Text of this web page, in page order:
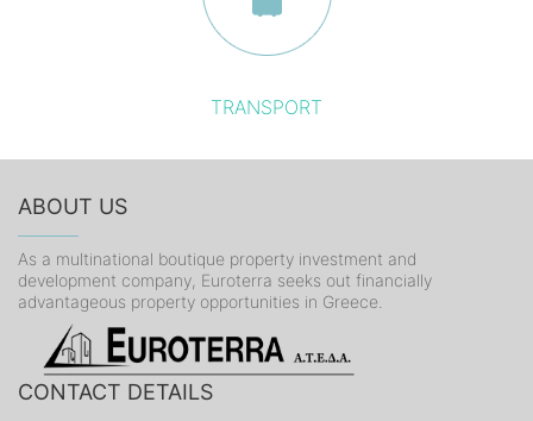
TRANSPORT
ABOUT US
As a multinational boutique property investment and
development company, Euroterra seeks out financially
advantageous property opportunities in Greece.
CONTACT DETAILS